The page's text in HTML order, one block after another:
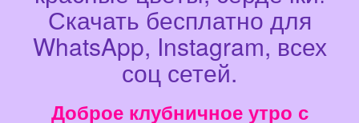
Скачать бесплатно для
WhatsApp, Instagram, всех
соц сетей.
Доброе клубничное утро с